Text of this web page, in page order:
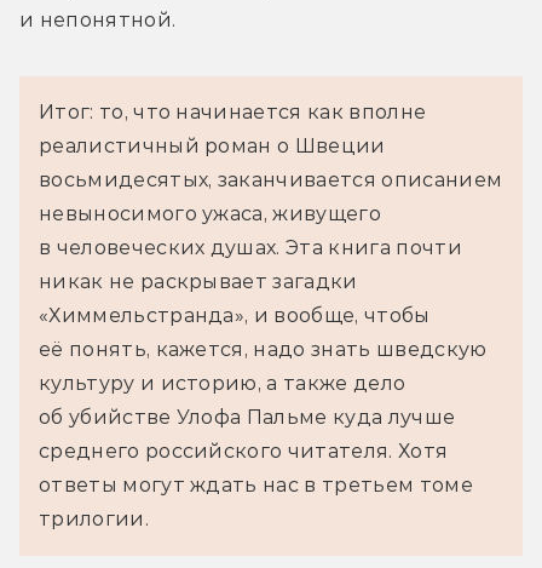
и непонятной.
Итог: то, что начинается как вполне
реалистичный роман о Швеции
восьмидесятых, заканчивается описанием
невыносимого ужаса, живущего
в человеческих душах. Эта книга почти
никак не раскрывает загадки
«Химмельстранда», и вообще, чтобы
её понять, кажется, надо знать шведскую
культуру и историю, а также дело
об убийстве Улофа Пальме куда лучше
среднего российского читателя. Хотя
ответы могут ждать нас в третьем томе
трилогии.